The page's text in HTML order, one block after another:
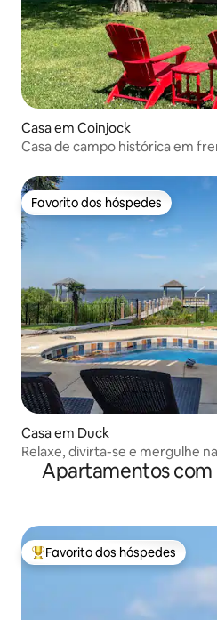
Casa em Coinjock
Casa de campo histórica em
Favorito dos hóspedes
Favorito dos hóspedes
Casa em Duck
Relaxe, divirta-se e mergulhe
Apartamentos
Favoritos dos hóspedes mais
Favorito dos hóspedes